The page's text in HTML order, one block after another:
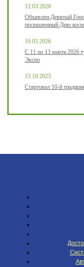
12.03.2026
Объявлен Девятый
посвященный Дню
10.03.2026
С 11 по 13 марта 2026
Экспо
15.10.2025
Стартовал 10-й